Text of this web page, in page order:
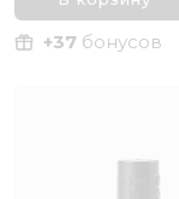
+37 бонусов